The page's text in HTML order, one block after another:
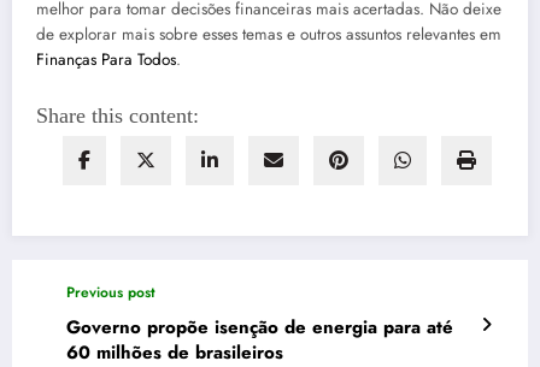
melhor para tomar decisões financeiras mais acertadas. Não deixe
de explorar mais sobre esses temas e outros assuntos relevantes em
Finanças Para Todos.
Share this content:
Previous post
Governo propõe isenção de energia para até
60 milhões de brasileiros